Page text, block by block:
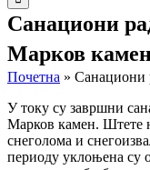
Санациони
Марков
Почетна » Санациони
У току су завршни
Марков камен. Штете
снеголома и
периоду уклоњена су